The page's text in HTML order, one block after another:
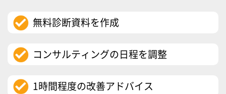
無料診断資料を作成
コンサルティングの日程を調整
1時間程度の改善アドバイス